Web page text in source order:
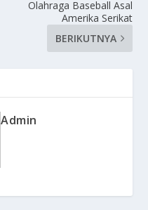
Olahraga Baseball Asal
Amerika Serikat
BERIKUTNYA
Admin